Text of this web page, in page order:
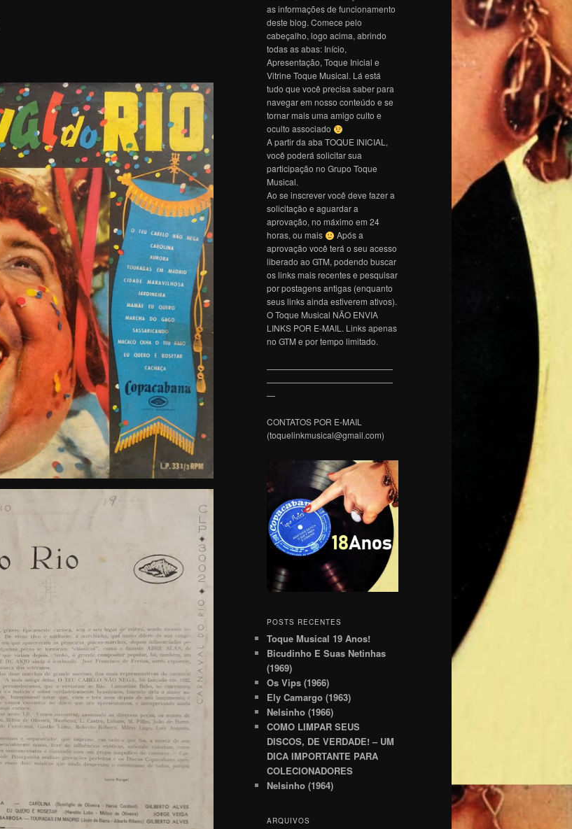
as informações de funcionamento
deste blog. Comece pelo
cabeçalho, logo acima, abrindo
todas as abas: Início,
Apresentação, Toque Inicial e
Vitrine Toque Musical. Lá está
tudo que você precisa saber para
navegar em nosso conteúdo e se
tornar mais uma amigo culto e
oculto associado
A partir da aba TOQUE INICIAL,
você poderá solicitar sua
participação no Grupo Toque
Musical.
Ao se inscrever você deve fazer a
solicitação e aguardar a
aprovação, no máximo em 24
horas, ou mais
Após a
aprovação você terá o seu acesso
liberado ao GTM, podendo buscar
os links mais recentes e pesquisar
por postagens antigas (enquanto
seus links ainda estiverem ativos).
O Toque Musical NÃO ENVIA
LINKS POR E-MAIL. Links apenas
no GTM e por tempo limitado.
———————————————
———————————————
—
CONTATOS POR E-MAIL
(toquelinkmusical@gmail.com)
POSTS RECENTES
Toque Musical 19 Anos!
Bicudinho E Suas Netinhas
(1969)
Os Vips (1966)
Ely Camargo (1963)
Nelsinho (1966)
COMO LIMPAR SEUS
DISCOS, DE VERDADE! – UM
DICA IMPORTANTE PARA
COLECIONADORES
Nelsinho (1964)
ARQUIVOS